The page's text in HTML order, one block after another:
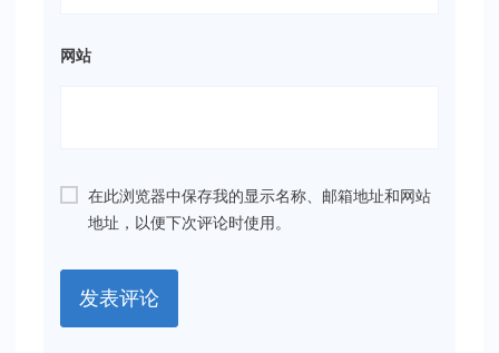
网站
在此浏览器中保存我的显示名称、邮箱地址和网站
地址，以便下次评论时使用。